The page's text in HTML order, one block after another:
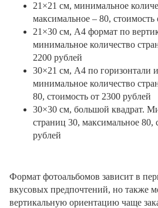
21×21 см, минимальное
максимальное – 80, стоимость
21×30 см, А4 формат по
минимальное количество
2200 рублей
30×21 см, А4 по горизонтали
минимальное количество
80, стоимость от 2300 рублей
30×30 см, большой квадрат.
страниц 30, максимальное 80,
рублей
Формат фотоальбомов зависит в
вкусовых предпочтений, но также
вертикальную ориентацию чаще